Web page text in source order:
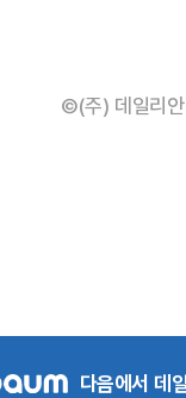
©(주) 데일리
다음에서 데